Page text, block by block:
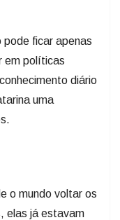
pode ficar apenas
em políticas
diário
uma
o mundo voltar os
elas já estavam